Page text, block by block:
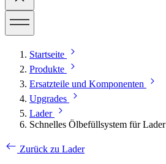
Startseite
Produkte
Ersatzteile und Komponenten
Upgrades
Lader
Schnelles Ölbefüllsystem für Lader
Zurück zu Lader